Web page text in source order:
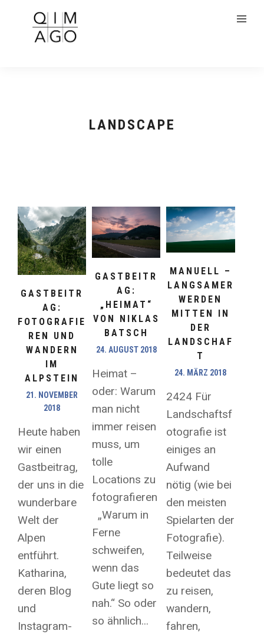
LANDSCAPE
GASTBEITR
AG:
FOTOGRAFIE
REN UND
WANDERN
IM
ALPSTEIN
21. NOVEMBER
2018
Heute haben
wir einen
Gastbeitrag,
der uns in die
wunderbare
Welt der
Alpen
entführt.
Katharina,
deren Blog
und
Instagram-
GASTBEITR
AG:
„HEIMAT“
VON NIKLAS
BATSCH
24. AUGUST 2018
Heimat –
oder: Warum
man nicht
immer reisen
muss, um
tolle
Locations zu
fotografieren
„Warum in
Ferne
schweifen,
wenn das
Gute liegt so
nah.“ So oder
so ähnlich...
MANUELL –
LANGSAMER
WERDEN
MITTEN IN
DER
LANDSCHAF
T
24. MÄRZ 2018
2424 Für
Landschaftsf
otografie ist
einiges an
Aufwand
nötig (wie bei
den meisten
Spielarten der
Fotografie).
Teilweise
bedeutet das
zu reisen,
wandern,
fahren,